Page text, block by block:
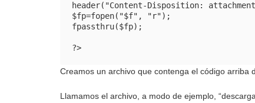
header("Content-Disposition:
$fp=fopen("$f", "r");
fpassthru($fp);
?>
Creamos un archivo que contenga el código arriba
Llamamos el archivo, a modo de ejemplo,